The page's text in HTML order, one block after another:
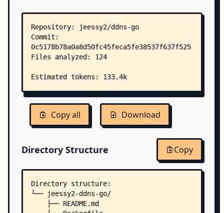
Copy all Download
Directory Structure Copy
Directory structure:
└── jeessy2-ddns-go/
    ├── README.md